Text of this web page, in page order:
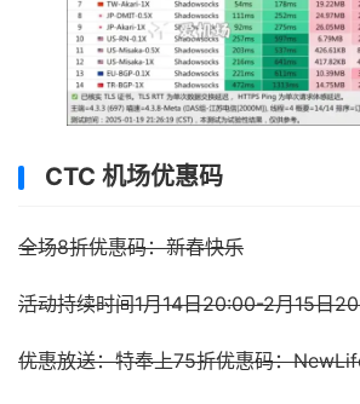
CTC 机场优惠码
全场8折优惠码：新春快乐
活动持续时间1月14日20:00-2月15日
优惠放送：特奉上75折优惠码：